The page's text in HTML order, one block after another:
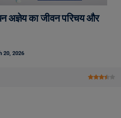
अज्ञेय का जीवन परिचय और
20, 2026